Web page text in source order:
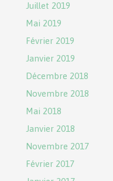
Juillet 2019
Mai 2019
Février 2019
Janvier 2019
Décembre 2018
Novembre 2018
Mai 2018
Janvier 2018
Novembre 2017
Février 2017